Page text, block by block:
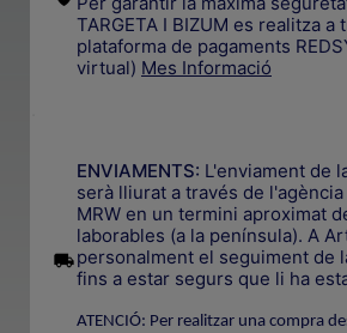
TARGETA I BIZUM es realitza a
plataforma de pagaments
virtual) Mes Informació
ENVIAMENTS: L'enviament de
serà lliurat a través de
MRW en un termini aproximat
laborables (a la península). A
personalment el seguiment de
fins a estar segurs que li ha
ATENCIÓ: Per realitzar una compra